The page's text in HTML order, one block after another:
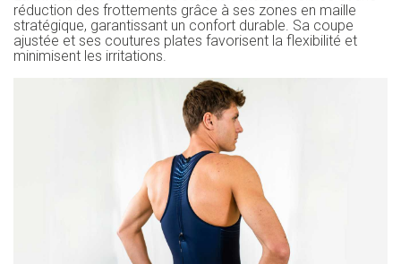
réduction des frottements grâce à ses zones en maille
stratégique, garantissant un confort durable. Sa coupe
ajustée et ses coutures plates favorisent la flexibilité et
minimisent les irritations.